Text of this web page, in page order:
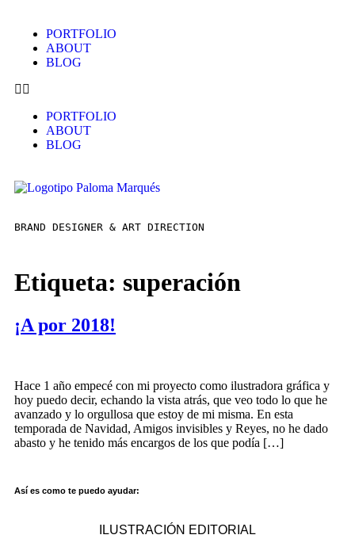
PORTFOLIO
ABOUT
BLOG
PORTFOLIO
ABOUT
BLOG
BRAND DESIGNER & ART DIRECTION
Etiqueta: superación
¡A por 2018!
Hace 1 año empecé con mi proyecto como ilustradora gráfica y
hoy puedo decir, echando la vista atrás, que veo todo lo que he
avanzado y lo orgullosa que estoy de mi misma. En esta
temporada de Navidad, Amigos invisibles y Reyes, no he dado
abasto y he tenido más encargos de los que podía […]
Así es como te puedo ayudar:
ILUSTRACIÓN EDITORIAL